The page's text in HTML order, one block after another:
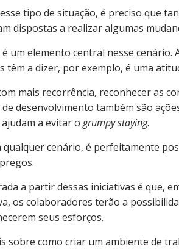
tipo de situação, é preciso que
dispostas a realizar algumas
é um elemento central nesse
têm a dizer, por exemplo, é uma
mais recorrência, reconhecer as
desenvolvimento também são
a evitar o grumpy staying.
qualquer cenário, é perfeitamente
a partir dessas iniciativas é que,
os colaboradores terão a
seus esforços.
sobre como criar um ambiente de